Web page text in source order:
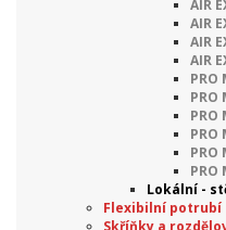
AIR
AIR
AIR
AIR
PRO
PRO
PRO
PRO
PRO
PRO
Lokální -
Flexibilní potrubí
Skříňky a